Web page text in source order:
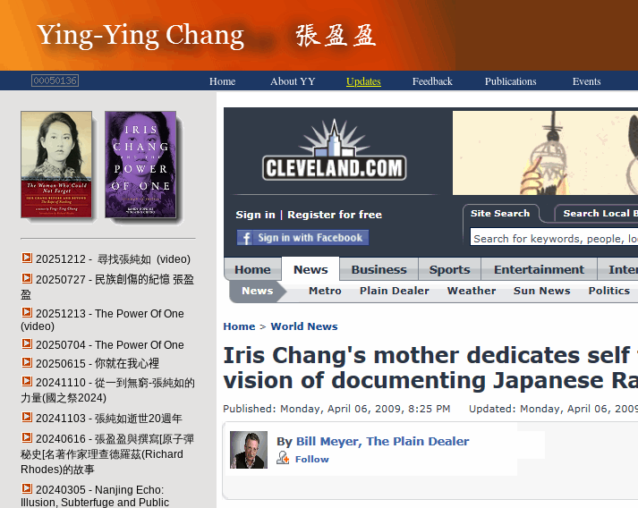
Home About YY Updates Feedback Publications Events
20251212 - 尋找張純如 (video)
20250727 - 民族創傷的紀憶 張盈
盈
20251213 - The Power Of One
(video)
20250704 - The Power Of One
20250615 - 你就在我心裡
20241110 - 從一到無窮-張純如的
力量(國之祭2024)
20241103 - 張純如逝世20週年
20240616 - 張盈盈與撰寫[原子彈
秘史[名著作家理查德羅茲(Richard
Rhodes)的故事
20240305 - Nanjing Echo:
Illusion, Subterfuge and Public